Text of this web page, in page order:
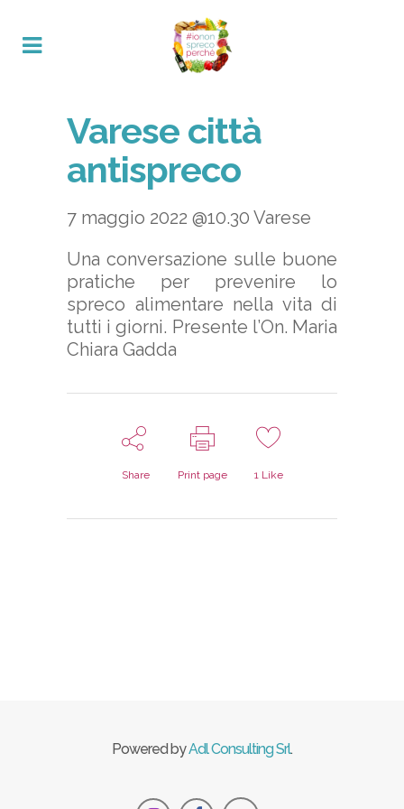
Varese città
antispreco
7 maggio 2022 @10.30 Varese
Una conversazione sulle buone
pratiche per prevenire lo
spreco alimentare nella vita di
tutti i giorni. Presente l’On. Maria
Chiara Gadda
Share Print page 1Like
Powered byAdl Consulting Srl.